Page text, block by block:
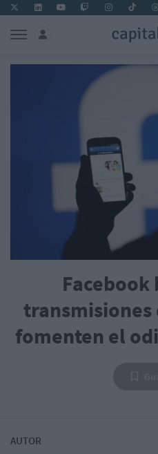
transmisiones
fomenten el
AUTOR